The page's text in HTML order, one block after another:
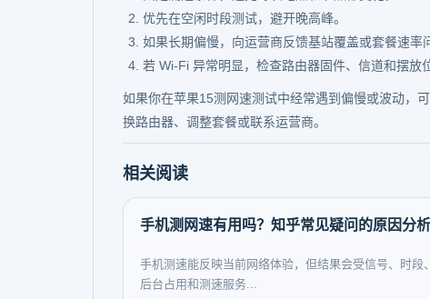
优先在空闲时段测试，避开晚高峰。
如果长期偏慢，向运营商反馈基站覆盖或套餐速率
若 Wi-Fi 异常明显，检查路由器固件、信道和摆放
如果你在苹果15测网速测试中经常遇到偏慢或波动
换路由器、调整套餐或联系运营商。
相关阅读
手机测网速有用吗？知乎常见疑问的原因分析
手机测速能反映当前网络体验，但结果会受信号、时段、
后台占用和测速服务...